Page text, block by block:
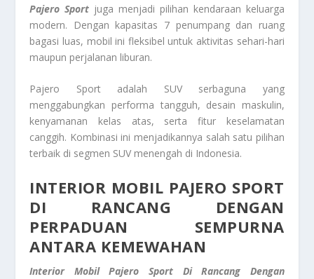
Pajero Sport juga menjadi pilihan kendaraan keluarga
modern. Dengan kapasitas 7 penumpang dan ruang
bagasi luas, mobil ini fleksibel untuk aktivitas sehari-hari
maupun perjalanan liburan.
Pajero Sport adalah SUV serbaguna yang
menggabungkan performa tangguh, desain maskulin,
kenyamanan kelas atas, serta fitur keselamatan
canggih. Kombinasi ini menjadikannya salah satu pilihan
terbaik di segmen SUV menengah di Indonesia.
INTERIOR MOBIL PAJERO SPORT
DI RANCANG DENGAN
PERPADUAN SEMPURNA
ANTARA KEMEWAHAN
Interior Mobil Pajero Sport Di Rancang Dengan